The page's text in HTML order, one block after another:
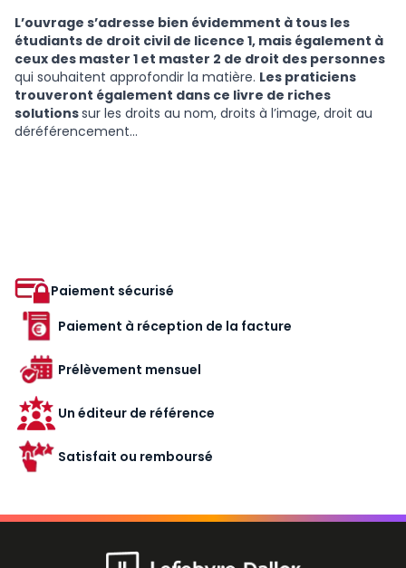
L’ouvrage s’adresse bien évidemment à tous les
étudiants de droit civil de licence 1, mais également à
ceux des master 1 et master 2 de droit des personnes
qui souhaitent approfondir la matière. Les praticiens
trouveront également dans ce livre de riches
solutionssur les droits au nom, droits à l’image, droit au
déréférencement…
Paiement sécurisé
Paiement à réception de la facture
Prélèvement mensuel
Un éditeur de référence
Satisfait ou remboursé